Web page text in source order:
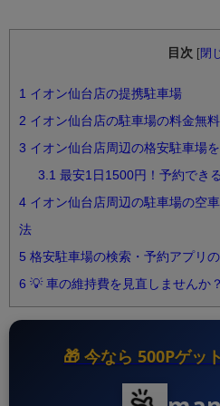
目次 [閉
1 イオン仙台店の提携駐車場
2 イオン仙台店の駐車場の料金無
3 イオン仙台店周辺の格安駐車場
3.1 最安1日1500円！予約でき
4 イオン仙台店周辺の駐車場の空
法
5 格安駐車場の検索・予約アプリ
6 💡 車の維持費を見直しませんか？
🎁 今なら 500Pゲット